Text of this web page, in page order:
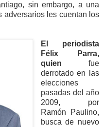
sin embargo, a una
adversarios les cuentan los
El periodista
Félix Parra,
quien fue
derrotado en las
elecciones
pasadas del año
2009, por
Ramón Paulino,
busca de nuevo